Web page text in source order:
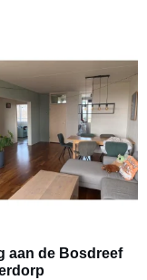
aan de Bosdreef